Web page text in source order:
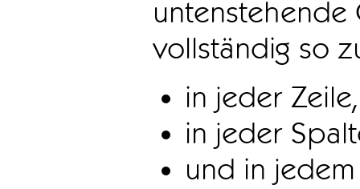
vollständig so
in jeder Zeile,
in jeder
und in